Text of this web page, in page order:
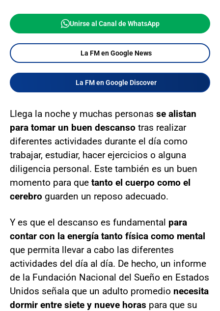
Unirse al Canal de WhatsApp
La FM en Google News
La FM en Google Discover
Llega la noche y muchas personas se alistan
para tomar un buen descanso tras realizar
diferentes actividades durante el día como
trabajar, estudiar, hacer ejercicios o alguna
diligencia personal. Este también es un buen
momento para que tanto el cuerpo como el
cerebro guarden un reposo adecuado.
Y es que el descanso es fundamental para
contar con la energía tanto física como mental
que permita llevar a cabo las diferentes
actividades del día al día. De hecho, un informe
de la Fundación Nacional del Sueño en Estados
Unidos señala que un adulto promedio necesita
dormir entre siete y nueve horas para que su